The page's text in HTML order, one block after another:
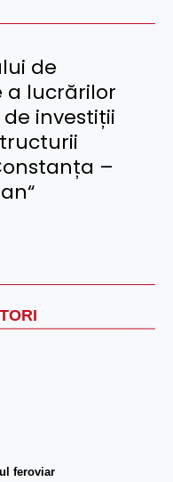
feroviar
de
a lucrărilor
investiții
–